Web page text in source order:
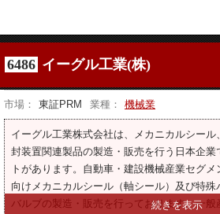
6486 イーグル工業(株)
市場： 東証PRM 業種： 機械業
イーグル工業株式会社は、メカニカルシー
封装置関連製品の製造・販売を行う日本企
トがあります。自動車・建設機械産業セグ
向けメカニカルシール（軸シール）及び特
バルブの製造・販売を行っております。一般